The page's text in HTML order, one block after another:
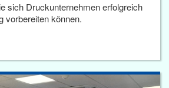
sich Druckunternehmen erfolgreich
vorbereiten können.